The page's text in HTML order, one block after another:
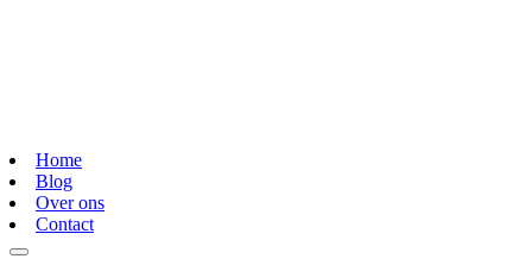
Home
Blog
Over ons
Contact